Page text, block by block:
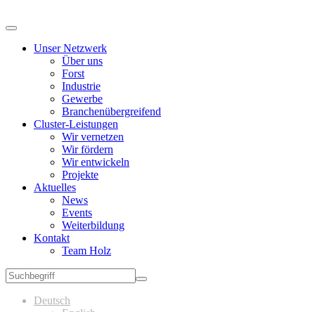
Unser Netzwerk
Über uns
Forst
Industrie
Gewerbe
Branchenübergreifend
Cluster-Leistungen
Wir vernetzen
Wir fördern
Wir entwickeln
Projekte
Aktuelles
News
Events
Weiterbildung
Kontakt
Team Holz
Deutsch